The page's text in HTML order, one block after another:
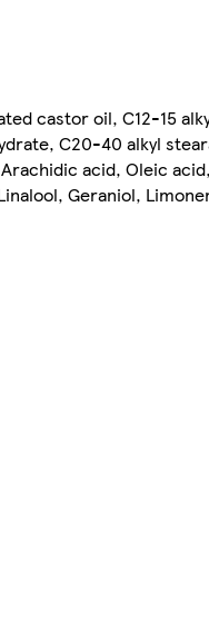
castor oil, C12-15
C20-40 alkyl
acid, Oleic
Geraniol,